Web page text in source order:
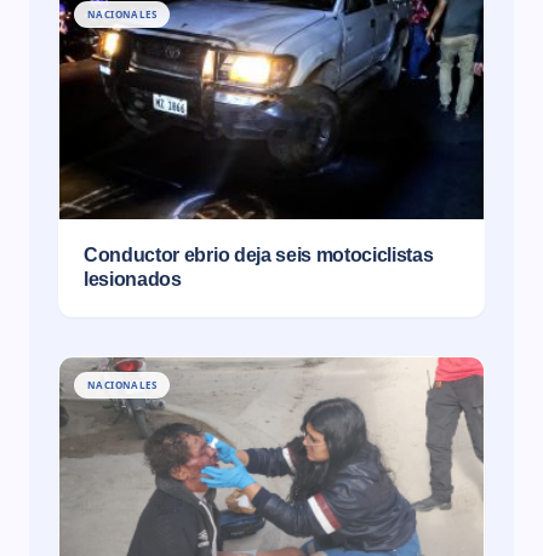
NACIONALES
Conductor ebrio deja seis motociclistas
lesionados
NACIONALES